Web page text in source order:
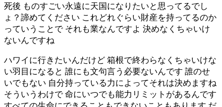
死後 ものすごい永遠に天国になりたいと思ってるでし
ょ？諦めてください これどれぐらい財産を持ってるのか
っていうことで それも業なんですよ 決めなくちゃいけ
ないんですね
ハワイに行きたいんだけど 箱根で終わらなくちゃいけな
い羽目になると 誰にも文句言う必要ないんです 誰のせ
いでもない 自分持っている力によってそれは決めますね
そういうわけで 命にいつでも能力リミットがあるんです